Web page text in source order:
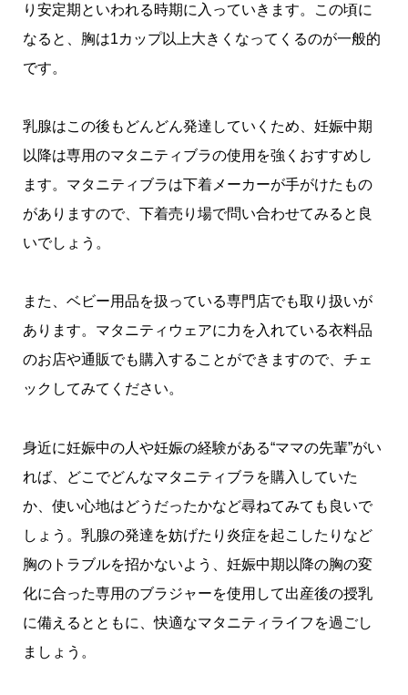
り安定期といわれる時期に入っていきます。この頃に
なると、胸は1カップ以上大きくなってくるのが一般的
です。
乳腺はこの後もどんどん発達していくため、妊娠中期
以降は専用のマタニティブラの使用を強くおすすめし
ます。マタニティブラは下着メーカーが手がけたもの
がありますので、下着売り場で問い合わせてみると良
いでしょう。
また、ベビー用品を扱っている専門店でも取り扱いが
あります。マタニティウェアに力を入れている衣料品
のお店や通販でも購入することができますので、チェ
ックしてみてください。
身近に妊娠中の人や妊娠の経験がある“ママの先輩”がい
れば、どこでどんなマタニティブラを購入していた
か、使い心地はどうだったかなど尋ねてみても良いで
しょう。乳腺の発達を妨げたり炎症を起こしたりなど
胸のトラブルを招かないよう、妊娠中期以降の胸の変
化に合った専用のブラジャーを使用して出産後の授乳
に備えるとともに、快適なマタニティライフを過ごし
ましょう。